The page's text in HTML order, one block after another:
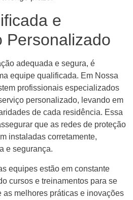
e
Personalizado
adequada e segura, é
equipe qualificada. Em Nossa
profissionais especializados
personalizado, levando em
de cada residência. Essa
que as redes de proteção
instaladas corretamente,
e segurança.
equipes estão em constante
cursos e treinamentos para se
as melhores práticas e inovações